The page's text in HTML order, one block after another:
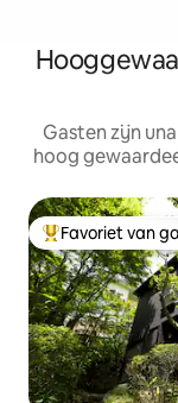
Gasten zijn
hoog
Topfavoriet van
Favoriet van